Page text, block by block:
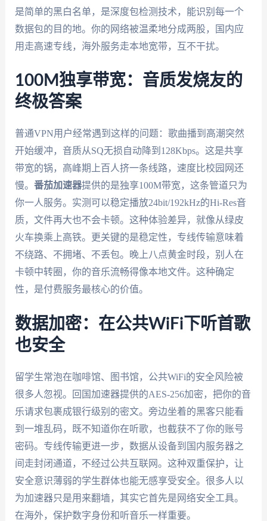
是简单的黑白名单，是深度包检测技术，能识别每一个
数据包的目的地。你的网络被温柔地分成两股，国内应
用走高速专线，海外服务走本地宽带，互不干扰。
100M独享带宽：音质发烧友的
终极答案
普通VPN用户经常遇到这样的问题：歌曲播到高潮突然
开始缓冲，音质从SQ无损自动降到128Kbps。这是共享
带宽的锅，高峰期上百人挤一条线路，速度比校园网还
慢。 番茄加速器提供的是独享100M带宽，这条管道只为
你一人服务。实测可以稳定播放24bit/192kHz的Hi-Res音
质，文件再大也不会卡顿。这种体验差异，就像从绿皮
火车换乘上高铁。更关键的是稳定性，专线传输意味着
不绕路、不拥堵、不丢包。晚上八点黄金时段，别人在
卡顿中转圈，你的音乐流畅得像本地文件。这种确定
性，是付费服务最核心的价值。
数据加密：在公共WiFi下听首歌
也安全
留学生常泡在咖啡馆、图书馆，公共WiFi的安全风险被
很多人忽视。回国加速器提供的AES-256加密，把你的音
乐请求包裹成银行级别的密文。旁边坐着的黑客只能看
到一堆乱码，既不知道你在听歌，也截获不了你的账号
密码。专线传输更进一步，数据从设备到国内服务器之
间走封闭通道，不经过公共互联网。这种双重保护，让
安全意识薄弱的学生群体也能无感享受安全。很多人以
为加速器只是用来翻墙，其实它首先是网络安全工具。
在海外，保护数字身份和听音乐一样重要。